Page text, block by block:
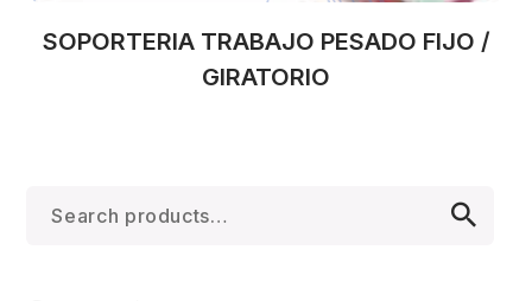
SOPORTERIA TRABAJO PESADO FIJO /
GIRATORIO